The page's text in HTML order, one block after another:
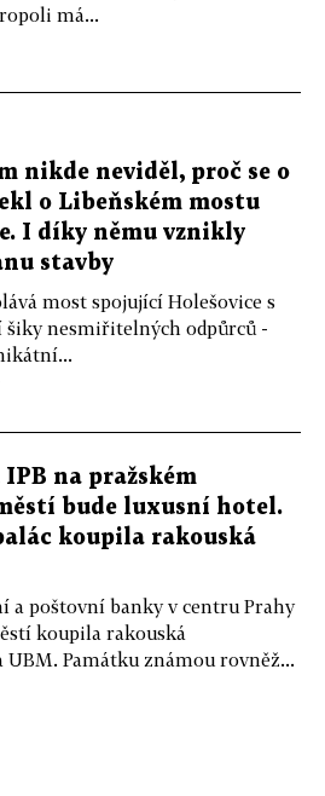
má...
nikde neviděl, proč se o
o Libeňském mostu
I díky němu vznikly
stavby
most spojující Holešovice s
nesmiřitelných odpůrců -
na pražském
bude luxusní hotel.
koupila rakouská
a poštovní banky v centru Prahy
koupila rakouská
UBM. Památku známou rovněž...